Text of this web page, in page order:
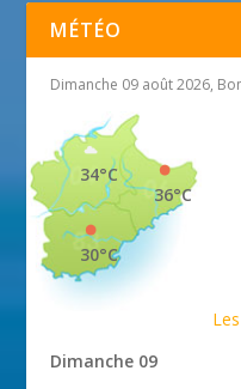
MÉTÉO
Dimanche 09 août 2026,
36°C
34°C
30°C
Dimanche 09